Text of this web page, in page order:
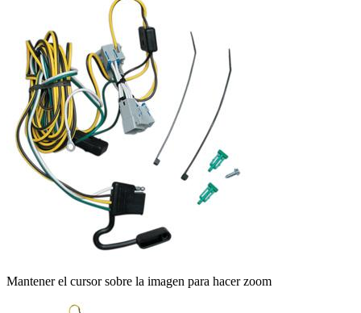
Mantener el cursor sobre la imagen para hacer zoom